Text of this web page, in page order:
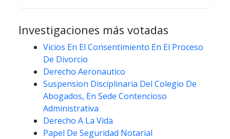
Investigaciones más votadas
Vicios En El Consentimiento En El Proceso
De Divorcio
Derecho Aeronautico
Suspension Disciplinaria Del Colegio De
Abogados, En Sede Contencioso
Administrativa
Derecho A La Vida
Papel De Seguridad Notarial